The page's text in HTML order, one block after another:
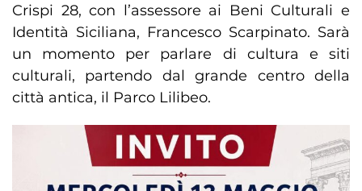
Crispi 28, con l’assessore ai Beni Culturali e
Identità Siciliana, Francesco Scarpinato. Sarà
un momento per parlare di cultura e siti
culturali, partendo dal grande centro della
città antica, il Parco Lilibeo.